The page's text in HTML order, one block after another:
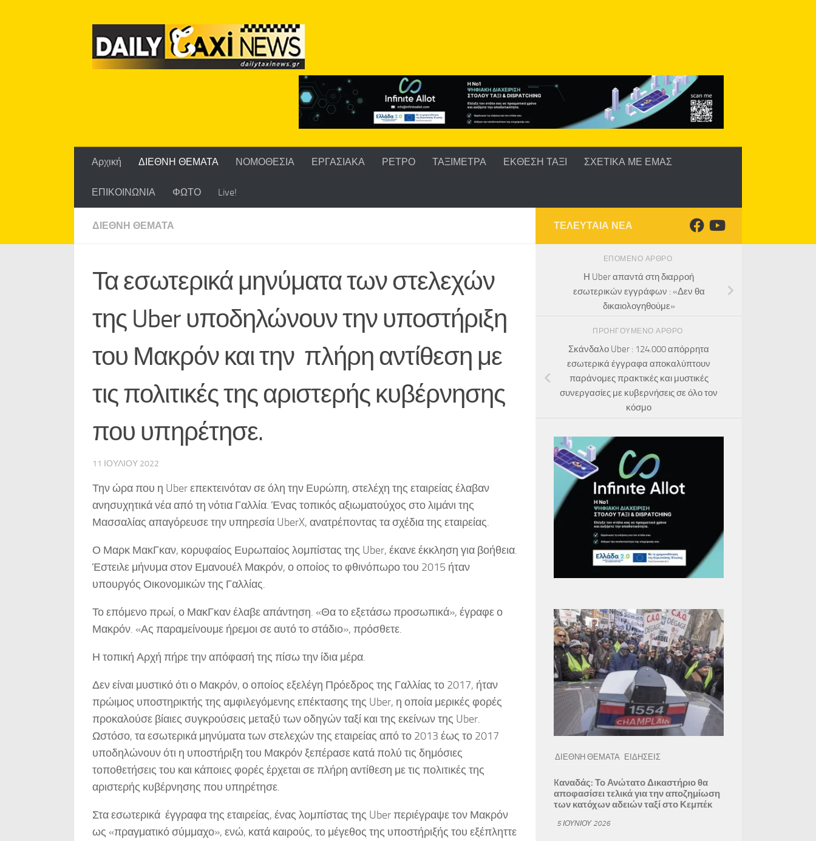
Αρχική ΔΙΕΘΝΗ ΘΕΜΑΤΑ ΝΟΜΟΘΕΣΙΑ ΕΡΓΑΣΙΑΚΑ ΡΕΤΡΟ ΤΑΞΙΜΕΤΡΑ ΕΚΘΕΣΗ ΤΑΞΙ ΣΧΕΤΙΚΑ ΜΕ ΕΜΑΣ
ΕΠΙΚΟΙΝΩΝΙΑ ΦΩΤΟ Live!
ΔΙΕΘΝΗ ΘΕΜΑΤΑ
Τα εσωτερικά μηνύματα των στελεχών
της Uber υποδηλώνουν την υποστήριξη
του Μακρόν και την πλήρη αντίθεση με
τις πολιτικές της αριστερής κυβέρνησης
που υπηρέτησε.
11 ΙΟΥΛΊΟΥ 2022
Την ώρα που η Uber επεκτεινόταν σε όλη την Ευρώπη, στελέχη της εταιρείας έλαβαν
ανησυχητικά νέα από τη νότια Γαλλία. Ένας τοπικός αξιωματούχος στο λιμάνι της
Μασσαλίας απαγόρευσε την υπηρεσία UberX, ανατρέποντας τα σχέδια της εταιρείας.
Ο Μαρκ ΜακΓκαν, κορυφαίος Ευρωπαίος λομπίστας της Uber, έκανε έκκληση για βοήθεια.
Έστειλε μήνυμα στον Εμανουέλ Μακρόν, ο οποίος το φθινόπωρο του 2015 ήταν
υπουργός Οικονομικών της Γαλλίας.
Το επόμενο πρωί, ο ΜακΓκαν έλαβε απάντηση. «Θα το εξετάσω προσωπικά», έγραφε ο
Μακρόν. «Ας παραμείνουμε ήρεμοι σε αυτό το στάδιο», πρόσθετε.
Η τοπική Αρχή πήρε την απόφασή της πίσω την ίδια μέρα.
Δεν είναι μυστικό ότι ο Μακρόν, ο οποίος εξελέγη Πρόεδρος της Γαλλίας το 2017, ήταν
πρώιμος υποστηρικτής της αμφιλεγόμενης επέκτασης της Uber, η οποία μερικές φορές
προκαλούσε βίαιες συγκρούσεις μεταξύ των οδηγών ταξί και της εκείνων της Uber.
Ωστόσο, τα εσωτερικά μηνύματα των στελεχών της εταιρείας από το 2013 έως το 2017
υποδηλώνουν ότι η υποστήριξη του Μακρόν ξεπέρασε κατά πολύ τις δημόσιες
τοποθετήσεις του και κάποιες φορές έρχεται σε πλήρη αντίθεση με τις πολιτικές της
αριστερής κυβέρνησης που υπηρέτησε.
Στα εσωτερικά έγγραφα της εταιρείας, ένας λομπίστας της Uber περιέγραψε τον Μακρόν
ως «πραγματικό σύμμαχο», ενώ, κατά καιρούς, το μέγεθος της υποστήριξής του εξέπληττε
ΤΕΛΕΥΤΑΙΑ ΝΕΑ
ΕΠΌΜΕΝΟ ΆΡΘΡΟ
Η Uber απαντά στη διαρροή
εσωτερικών εγγράφων : «Δεν θα
δικαιολογηθούμε»
ΠΡΟΗΓΟΎΜΕΝΟ ΆΡΘΡΟ
Σκάνδαλο Uber : 124.000 απόρρητα
εσωτερικά έγγραφα αποκαλύπτουν
παράνομες πρακτικές και μυστικές
συνεργασίες με κυβερνήσεις σε όλο τον
κόσμο
ΔΙΕΘΝΗ ΘΕΜΑΤΑ ΕΙΔΗΣΕΙΣ
Kαναδάς: Το Ανώτατο Δικαστήριο θα
αποφασίσει τελικά για την αποζημίωση
των κατόχων αδειών ταξί στο Κεμπέκ
5 ΙΟΥΝΊΟΥ 2026